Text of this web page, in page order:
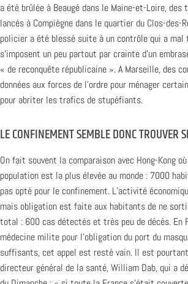
a été brûlée à Beaugé dans le Maine-et-Loire,
lancés à Compiègne dans le quartier du Clos-des-
policier a été blessé suite à un contrôle qui a mal
s’imposent un peu partout par crainte d’un
« de reconquête républicaine ». A Marseille, des
données aux forces de l’ordre pour ménager
pour abriter les trafics de stupéfiants.
LE CONFINEMENT SEMBLE DONC TROUVER
On fait souvent la comparaison avec Hong-Kong
population est la plus élevée au monde : 7000
pas opté pour le confinement. L’activité
mais obligation est faite aux habitants de ne sortir
total : 600 cas détectés et très peu de décès. En
médecine milite pour l’obligation du port du
suffisants, cet appel est resté vain. Il est pourtant
directeur général de la santé, William Dab, qui a